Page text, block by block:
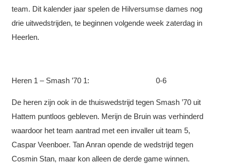
team. Dit kalender jaar spelen de Hilversumse dames nog
drie uitwedstrijden, te beginnen volgende week zaterdag in
Heerlen.
Heren 1 – Smash ’70 1: 0-6
De heren zijn ook in de thuiswedstrijd tegen Smash ’70 uit
Hattem puntloos gebleven. Merijn de Bruin was verhinderd
waardoor het team aantrad met een invaller uit team 5,
Caspar Veenboer. Tan Anran opende de wedstrijd tegen
Cosmin Stan, maar kon alleen de derde game winnen.